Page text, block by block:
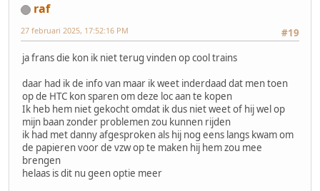
raf
#19
27 februari 2025, 17:52:16 PM
ja frans die kon ik niet terug vinden op cool trains
daar had ik de info van maar ik weet inderdaad dat men toen
op de HTC kon sparen om deze loc aan te kopen
Ik heb hem niet gekocht omdat ik dus niet weet of hij wel op
mijn baan zonder problemen zou kunnen rijden
ik had met danny afgesproken als hij nog eens langs kwam om
de papieren voor de vzw op te maken hij hem zou mee
brengen
helaas is dit nu geen optie meer